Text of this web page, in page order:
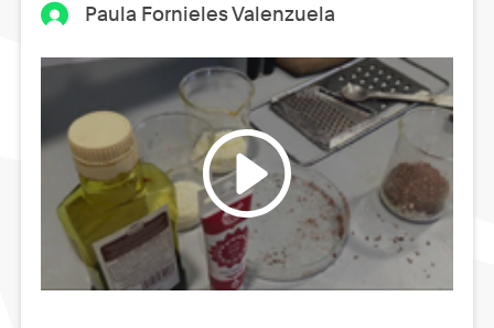
Paula Fornieles Valenzuela